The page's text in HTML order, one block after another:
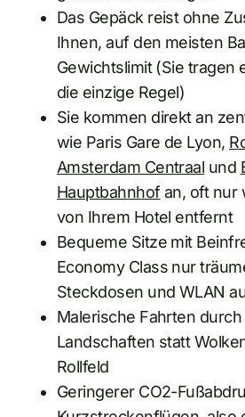
Das Gepäck reist ohne
Ihnen, auf den meisten
Gewichtslimit (Sie tragen
die einzige Regel)
Sie kommen direkt an
wie Paris Gare de Lyon,
Amsterdam Centraal und
Hauptbahnhofan, oft nur
von Ihrem Hotel entfernt
Bequeme Sitze mit
Economy Class nur
Steckdosen und WLAN
Malerische Fahrten
Landschaften statt
Rollfeld
Geringerer CO2-